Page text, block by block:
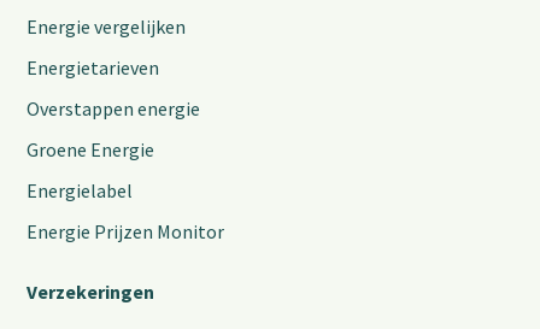
Energie vergelijken
Energietarieven
Overstappen energie
Groene Energie
Energielabel
Energie Prijzen Monitor
Verzekeringen